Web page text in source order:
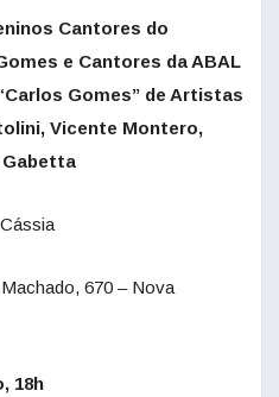
Cantores do
e Cantores da ABAL
Gomes” de Artistas
Vicente Montero,
Gabetta
670 – Nova
18h